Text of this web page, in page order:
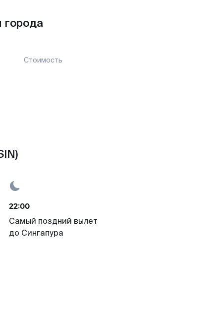
Стоимость
22:00
Самый поздний вылет
до Сингапура